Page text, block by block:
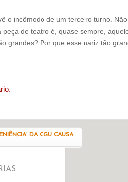
o incômodo de um terceiro turno.
peça de teatro é, quase sempre,
grandes? Por que esse nariz tão
DA CGU CAUSA